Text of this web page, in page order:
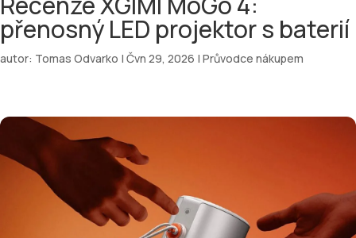
přenosný LED projektor s baterií
autor: Tomas Odvarko | Čvn 29, 2026 | Průvodce nákupem